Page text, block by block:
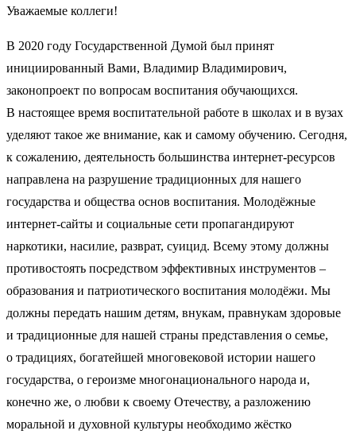
Уважаемые коллеги!
В 2020 году Государственной Думой был принят
инициированный Вами, Владимир Владимирович,
законопроект по вопросам воспитания обучающихся.
В настоящее время воспитательной работе в школах и в вузах
уделяют такое же внимание, как и самому обучению. Сегодня,
к сожалению, деятельность большинства интернет-ресурсов
направлена на разрушение традиционных для нашего
государства и общества основ воспитания. Молодёжные
интернет-сайты и социальные сети пропагандируют
наркотики, насилие, разврат, суицид. Всему этому должны
противостоять посредством эффективных инструментов –
образования и патриотического воспитания молодёжи. Мы
должны передать нашим детям, внукам, правнукам здоровые
и традиционные для нашей страны представления о семье,
о традициях, богатейшей многовековой истории нашего
государства, о героизме многонационального народа и,
конечно же, о любви к своему Отечеству, а разложению
моральной и духовной культуры необходимо жёстко